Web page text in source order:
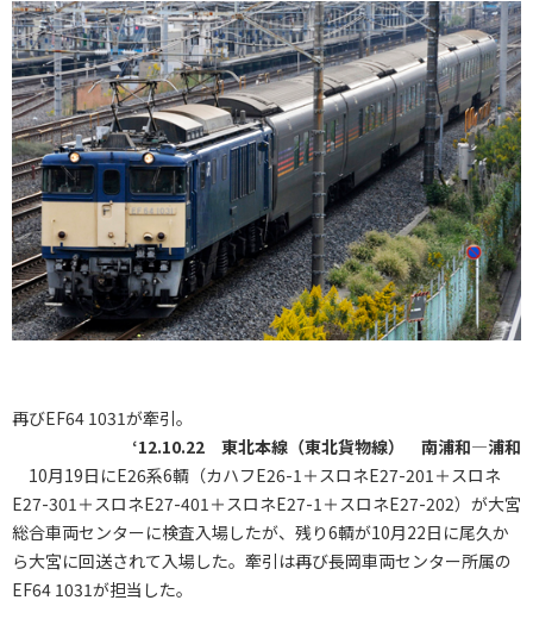
再びEF64 1031が牽引。
‘12.10.22 東北本線（東北貨物線） 南浦和―浦和
10月19日にE26系6輌（カハフE26-1＋スロネE27-201＋スロネ
E27-301＋スロネE27-401＋スロネE27-1＋スロネE27-202）が大宮
総合車両センターに検査入場したが、残り6輌が10月22日に尾久か
ら大宮に回送されて入場した。牽引は再び長岡車両センター所属の
EF64 1031が担当した。